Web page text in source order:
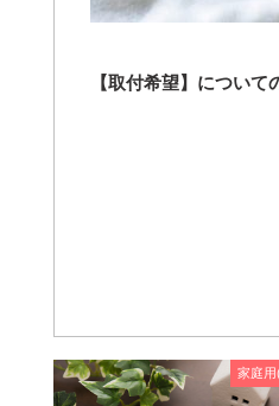
【取付希望】について
家庭